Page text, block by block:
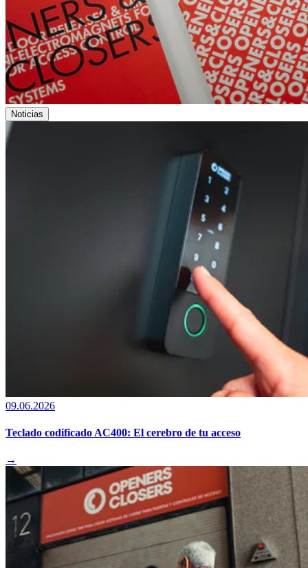
Noticias
09.06.2026
Teclado codificado AC400: El cerebro de tu acceso
→